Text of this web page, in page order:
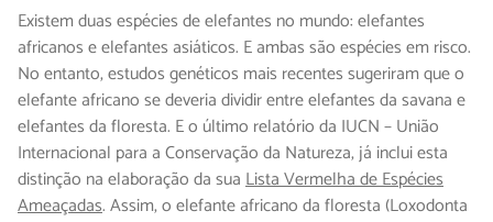
Existem duas espécies de elefantes no mundo: elefantes
africanos e elefantes asiáticos. E ambas são espécies em risco.
No entanto, estudos genéticos mais recentes sugeriram que o
elefante africano se deveria dividir entre elefantes da savana e
elefantes da floresta. E o último relatório da IUCN – União
Internacional para a Conservação da Natureza, já inclui esta
distinção na elaboração da suaLista Vermelha de Espécies
Ameaçadas. Assim, o elefante africano da floresta (Loxodonta